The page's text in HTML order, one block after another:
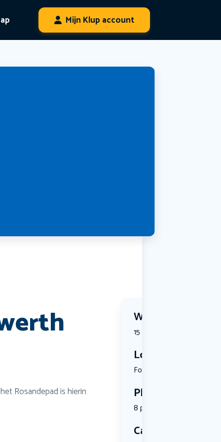
Mijn Klup account
Wanneer?
15 July 2026 | 08:00
Locatie
Fonteinall...
Plekken
8 plekken beschikbaar
Categorie
Rosandepad is hierin